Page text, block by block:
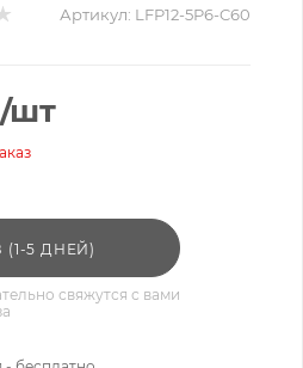
Артикул: LFP12-5P6-C60
/шт
5 ДНЕЙ)
свяжутся с вами